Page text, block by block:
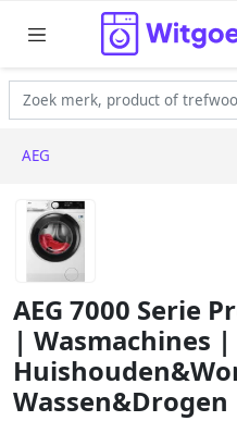
AEG
AEG 7000 Serie
| Wasmachines |